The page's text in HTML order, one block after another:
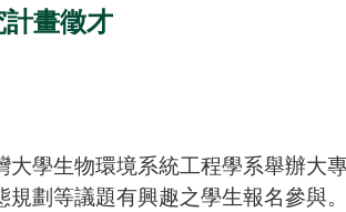
畫徵才
學生物環境系統工程學系舉辦大
劃等議題有興趣之學生報名參與。